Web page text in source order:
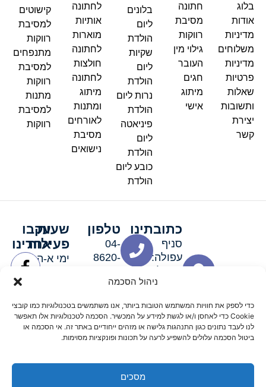
ניהול הסכמה
כדי לספק את חוויות המשתמש הטובות ביותר, אנו משתמשים בטכנולוגיות כמו קובצי
Cookie כדי לאחסן ו/או לגשת למידע על המכשיר. הסכמה לטכנולוגיות אלו תאפשר
לנו לעבד נתונים כגון התנהגות גלישה או מזהים ייחודיים באתר זה. אי הסכמה או
ביטול הסכמה עלולים להשפיע לרעה על תכונות ופונקציות מסוימות.
מסכים
בלוג
אודות
מדיניות
משלוחים
מדיניות
פרטיות
שאלות
ותשובות
יצירת
קשר
חתונה
מסיבת
רווקות
גילוי מין
העובר
חגים
מיתוג
אישי
בלונים
ליום
הולדת
שקיות
ליום
הולדת
נרות ליום
הולדת
פיניאטה
ליום
הולדת
כובע ליום
הולדת
לחתונה
אותיות
מוארות
לחתונה
חולצות
לחתונה
מיתוג
ומתנות
לאורחים
מסיבת
נישואים
קישוטים
למסיבת
רווקות
מתנפחים
למסיבת
רווקות
מתנות
למסיבת
רווקות
כתובתינו
סניף
עפולה:
סניף מגדל
האלה 19
טלפון
04-
8620-
שעות
פעילות
ימי א-ה:
ימי שישי
וערבי חג:
8:30-
15:00
עקבו
אחרינו